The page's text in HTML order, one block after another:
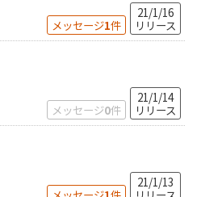
メッセージ1件
21/1/16
リリース
メッセージ0件
21/1/14
リリース
21/1/13